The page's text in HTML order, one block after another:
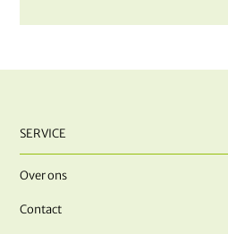
SERVICE
Over ons
Contact